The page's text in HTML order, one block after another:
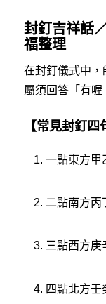
封釘吉祥話
福整理
在封釘儀式中，
屬須回答「有喔
【常見封釘
一點東方甲
二點南方丙
三點西方庚
四點北方壬